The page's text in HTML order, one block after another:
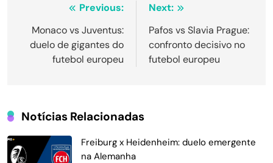
Navegação
de
Post
Previous:
Monaco vs Juventus:
duelo de gigantes do
futebol europeu
Next:
Pafos vs Slavia Prague:
confronto decisivo no
futebol europeu
Notícias Relacionadas
Freiburg x Heidenheim: duelo emergente
na Alemanha